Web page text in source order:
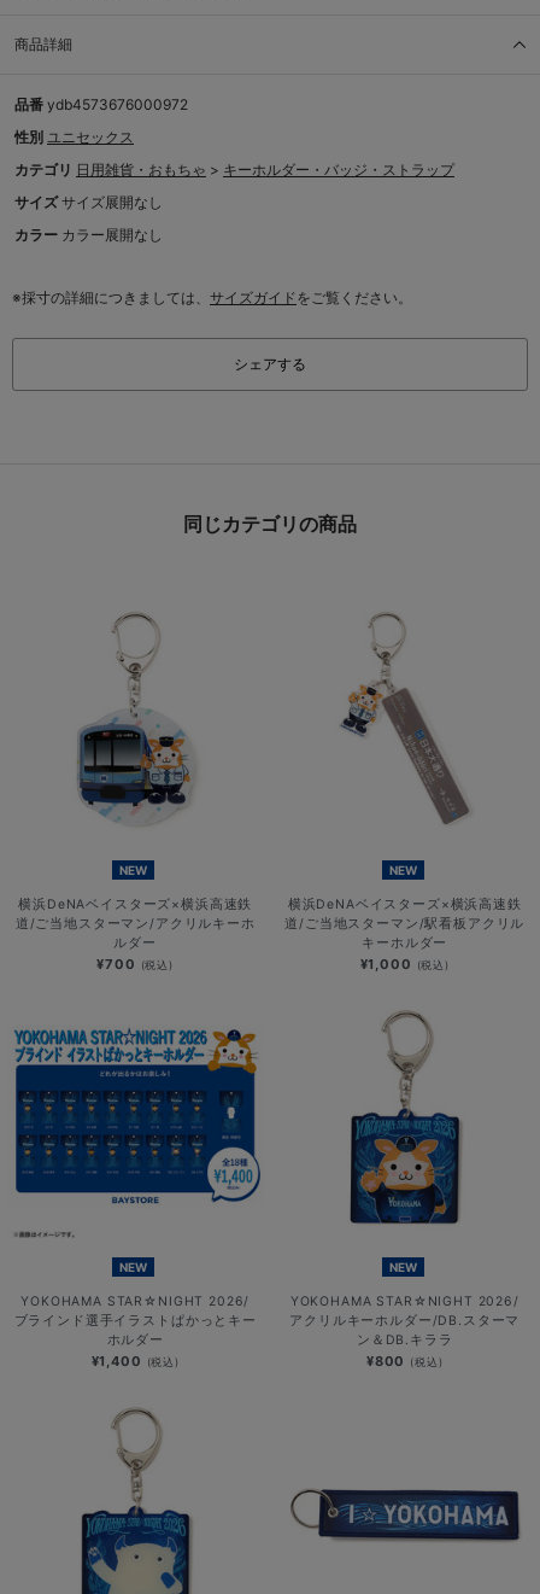
商品詳細
品番 ydb4573676000972
性別 ユニセックス
カテゴリ 日用雑貨・おもちゃ > キーホルダー・バッジ・ストラップ
サイズ サイズ展開なし
カラー カラー展開なし
※採寸の詳細につきましては、 サイズガイドをご覧ください。
シェアする
同じカテゴリの商品
NEW
横浜DeNAベイスターズ×横浜高速鉄
道/ご当地スターマン/アクリルキーホ
ルダー
¥700 (税込)
NEW
横浜DeNAベイスターズ×横浜高速鉄
道/ご当地スターマン/駅看板アクリル
キーホルダー
¥1,000 (税込)
NEW
YOKOHAMA STAR☆NIGHT 2026/
ブラインド選手イラストぱかっとキー
ホルダー
¥1,400 (税込)
NEW
YOKOHAMA STAR☆NIGHT 2026/
アクリルキーホルダー/DB.スターマ
ン＆DB.キララ
¥800 (税込)